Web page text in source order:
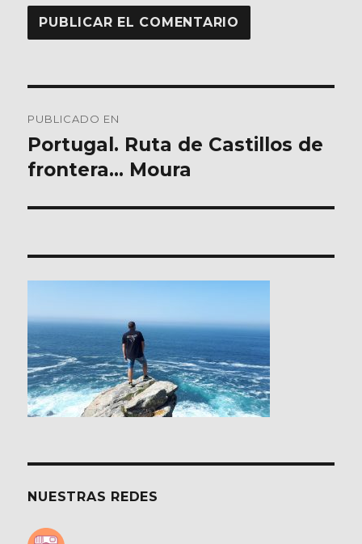
de
entradas
PUBLICADO EN
Portugal. Ruta de Castillos de
frontera… Moura
NUESTRAS REDES